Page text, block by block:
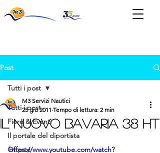
Post
Tutti i post
Fiere & Eventi
Il portale del diportista
Offerte
Tutti i post
IL NUOVO BAVARIA 38 HT
M3 Servizi Nautici
25 giu 2011 Tempo di lettura: 2 min
https://www.youtube.com/watch?